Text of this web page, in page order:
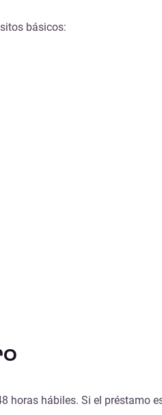
básicos:
hábiles. Si el préstamo